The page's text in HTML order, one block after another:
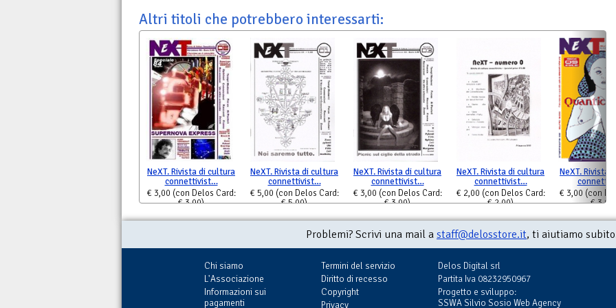
Altri titoli che potrebbero interessarti:
NeXT. Rivista di cultura
connettivist…
€ 3,00 (con Delos Card:
€ 3,00)
NeXT. Rivista di cultura
connettivist…
€ 5,00 (con Delos Card:
€ 5,00)
NeXT. Rivista di cultura
connettivist…
€ 3,00 (con Delos Card:
€ 3,00)
NeXT. Rivista di cultura
connettivist…
€ 2,00 (con Delos Card:
€ 2,00)
NeXT. Rivista
€ 3,00 (con
€ 3,00)
Problemi? Scrivi una mail a staff@delosstore.it, ti aiutiamo
Chi siamo
L'Associazione
Informazioni sui
pagamenti
Termini del servizio
Diritto di recesso
Copyright
Privacy
Delos Digital srl
Partita Iva 08232950967
Progetto e sviluppo:
SSWA Silvio Sosio Web Agency